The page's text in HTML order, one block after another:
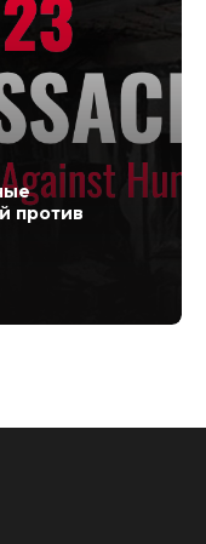
против